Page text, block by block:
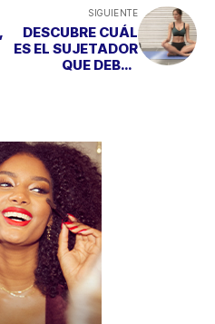
SIGUIENTE
DESCUBRE CUÁL
ES EL SUJETADOR
QUE DEBES